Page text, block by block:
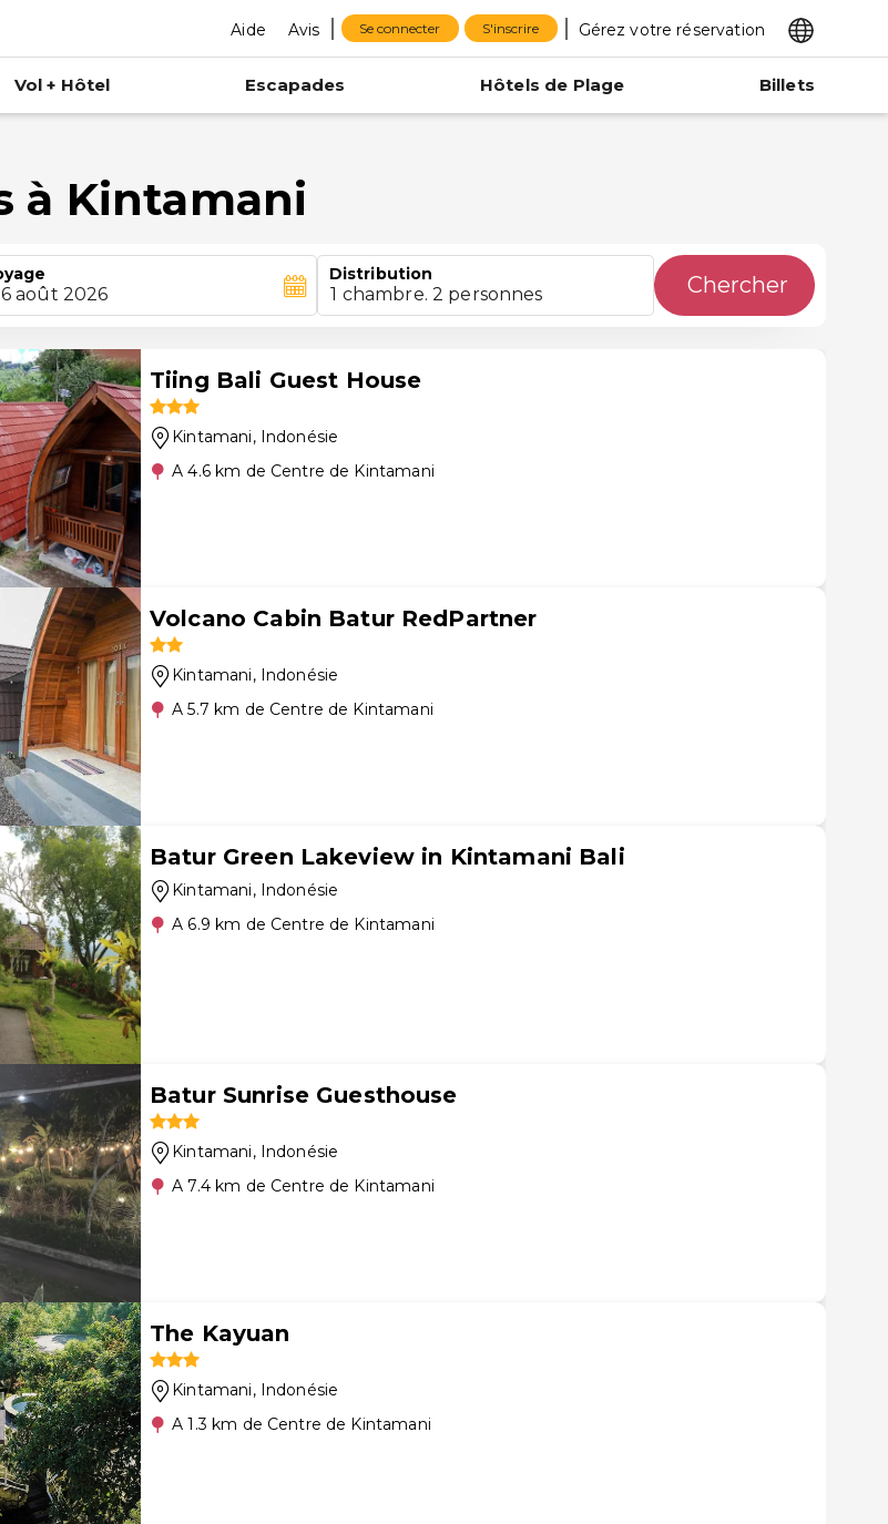
Aide Avis Se connecter S'inscrire Gérez votre réservation
Vol + Hôtel Escapades Hôtels de Plage Billets
à Kintamani
août 2026
Distribution
1 chambre. 2 personnes Chercher
Tiing Bali Guest House
Kintamani, Indonésie
A 4.6 km de Centre de Kintamani
Volcano Cabin Batur RedPartner
Kintamani, Indonésie
A 5.7 km de Centre de Kintamani
Batur Green Lakeview in Kintamani Bali
Kintamani, Indonésie
A 6.9 km de Centre de Kintamani
Batur Sunrise Guesthouse
Kintamani, Indonésie
A 7.4 km de Centre de Kintamani
The Kayuan
Kintamani, Indonésie
A 1.3 km de Centre de Kintamani